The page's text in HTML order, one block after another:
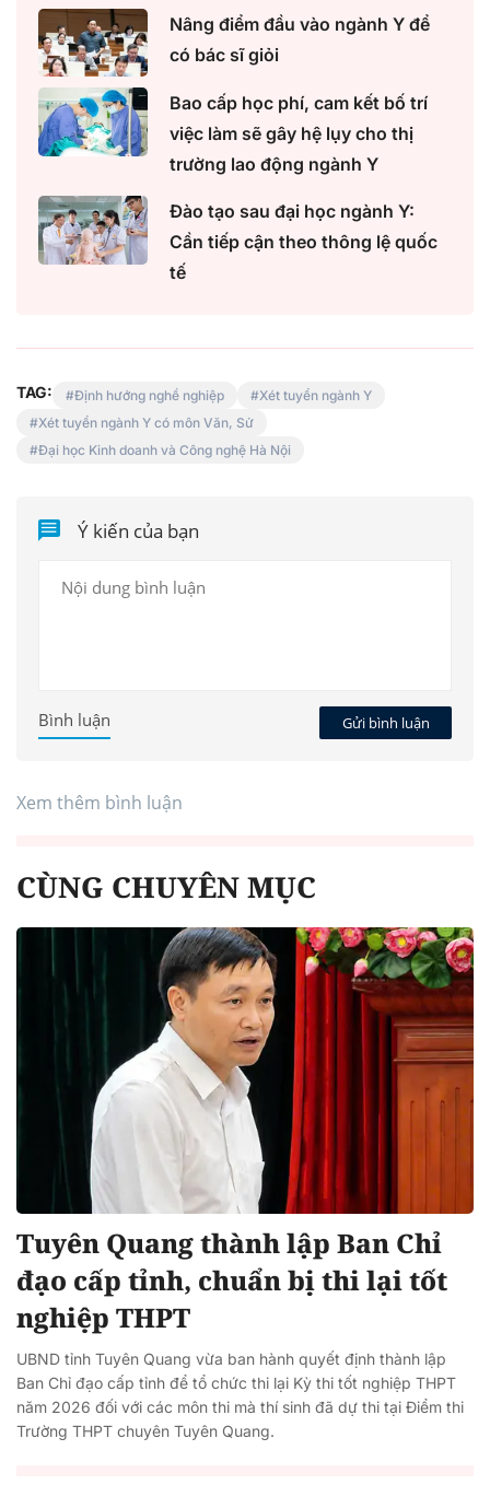
Nâng điểm đầu vào ngành Y để
có bác sĩ giỏi
Bao cấp học phí, cam kết bố trí
việc làm sẽ gây hệ lụy cho thị
trường lao động ngành Y
Đào tạo sau đại học ngành Y:
Cần tiếp cận theo thông lệ quốc
tế
TAG: Định hướng nghề nghiệp
Xét tuyển ngành Y
Xét tuyển ngành Y có môn Văn, Sử
Đại học Kinh doanh và Công nghệ Hà Nội
Ý kiến của bạn
Gửi bình luận
Bình luận
Xem thêm bình luận
CÙNG CHUYÊN MỤC
Tuyên Quang thành lập Ban Chỉ
đạo cấp tỉnh, chuẩn bị thi lại tốt
nghiệp THPT
UBND tỉnh Tuyên Quang vừa ban hành quyết định thành lập
Ban Chỉ đạo cấp tỉnh để tổ chức thi lại Kỳ thi tốt nghiệp THPT
năm 2026 đối với các môn thi mà thí sinh đã dự thi tại Điểm thi
Trường THPT chuyên Tuyên Quang.